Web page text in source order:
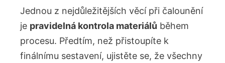
Jednou z nejdůležitějších věcí při čalounění
je pravidelná kontrola materiálů během
procesu. Předtím, než přistoupíte k
finálnímu sestavení, ujistěte se, že všechny